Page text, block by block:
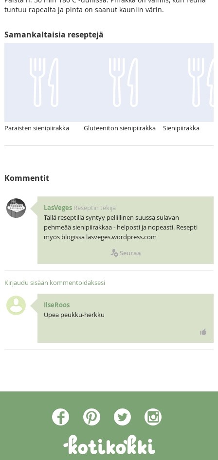
tuntuu rapealta ja pinta on saanut kauniin värin.
Samankaltaisia reseptejä
Paraisten sienipiirakka Gluteeniton sienipiirakka Sienipiirakka
Kommentit
LasVeges Reseptin tekijä
Tällä reseptillä syntyy pellillinen suussa sulavan
pehmeää sienipiirakkaa - helposti ja nopeasti. Resepti
myös blogissa lasveges.wordpress.com
Seuraa
Kirjaudu sisään kommentoidaksesi
IlseRoos
Upea peukku-herkku